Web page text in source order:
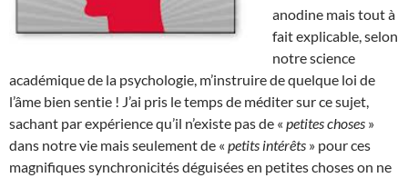
anodine mais tout à
fait explicable, selon
notre science
académique de la psychologie, m’instruire de quelque loi de
l’âme bien sentie ! J’ai pris le temps de méditer sur ce sujet,
sachant par expérience qu’il n’existe pas de « petites choses »
dans notre vie mais seulement de « petits intérêts » pour ces
magnifiques synchronicités déguisées en petites choses on ne